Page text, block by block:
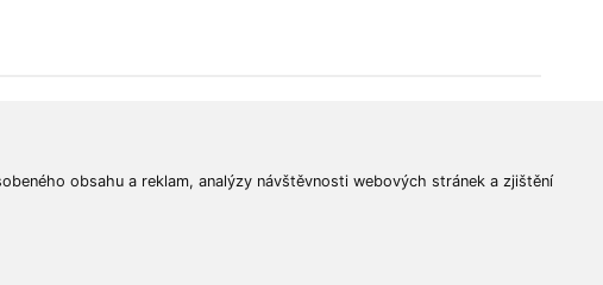
obsahu a reklam, analýzy návštěvnosti webových stránek a zjištění